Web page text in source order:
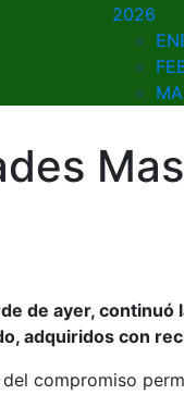
2026
de ayer,
adquiridos con
compromiso